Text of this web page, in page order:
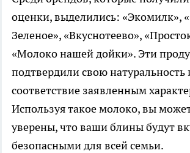
оценки, выделились: «Экомилк»,
Зеленое», «Вкуснотеево»,
«Молоко нашей дойки». Эти
подтвердили свою натуральность
соответствие заявленным
Используя такое молоко, вы
уверены, что ваши блины будут
безопасными для всей семьи.